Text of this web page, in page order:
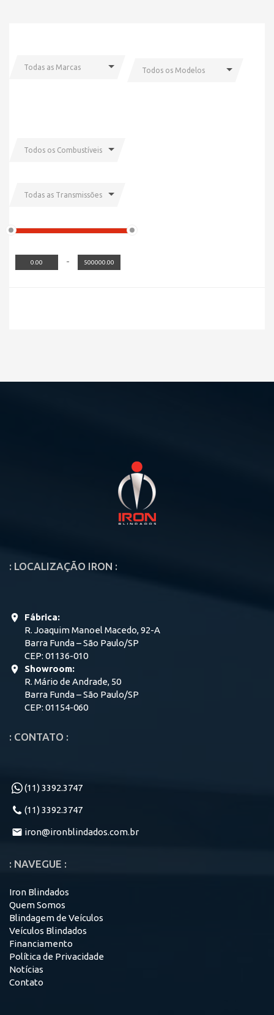
Todas as Marcas Todos os Modelos
Todos os Combustíveis
Todas as Transmissões
-
: LOCALIZAÇÃO IRON :
Fábrica:
R. Joaquim Manoel Macedo, 92-A
Barra Funda – São Paulo/SP
CEP: 01136-010
Showroom:
R. Mário de Andrade, 50
Barra Funda – São Paulo/SP
CEP: 01154-060
: CONTATO :
(11) 3392.3747
(11) 3392.3747
iron@ironblindados.com.br
: NAVEGUE :
Iron Blindados
Quem Somos
Blindagem de Veículos
Veículos Blindados
Financiamento
Política de Privacidade
Notícias
Contato